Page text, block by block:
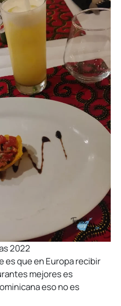
2022
es que en Europa recibir
mejores es
eso no es